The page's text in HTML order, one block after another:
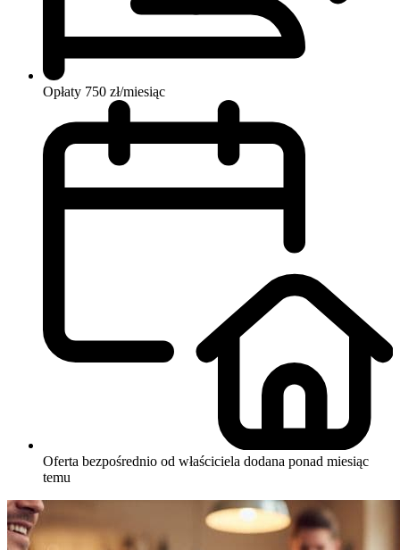
Opłaty 750 zł/miesiąc
Oferta bezpośrednio od właściciela dodana ponad miesiąc
temu